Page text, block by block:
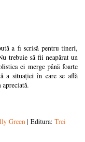
a fi scrisă pentru tineri,
trebuie să fii neapărat un
ei merge până foarte
a situației în care se află
Green | Editura: Trei